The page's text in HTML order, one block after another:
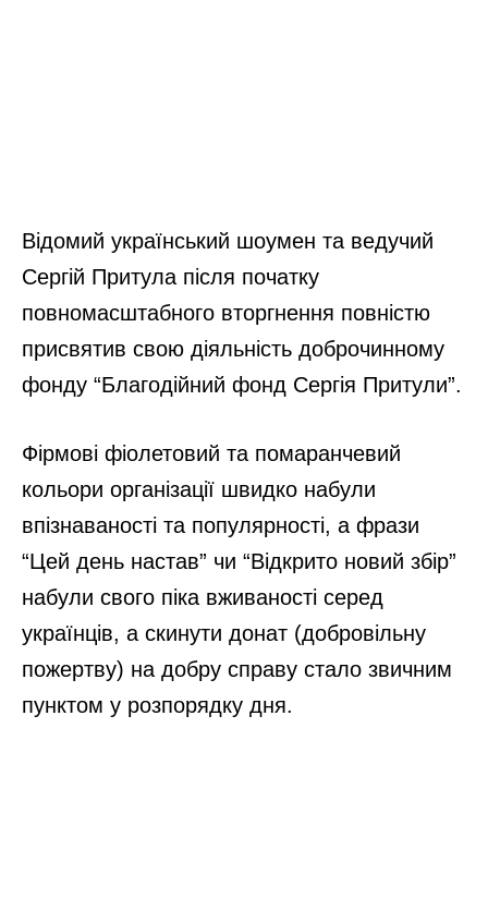
Відомий український шоумен та ведучий
Сергій Притула після початку
повномасштабного вторгнення повністю
присвятив свою діяльність доброчинному
фонду “Благодійний фонд Сергія Притули”.
Фірмові фіолетовий та помаранчевий
кольори організації швидко набули
впізнаваності та популярності, а фрази
“Цей день настав” чи “Відкрито новий збір”
набули свого піка вживаності серед
українців, а скинути донат (добровільну
пожертву) на добру справу стало звичним
пунктом у розпорядку дня.